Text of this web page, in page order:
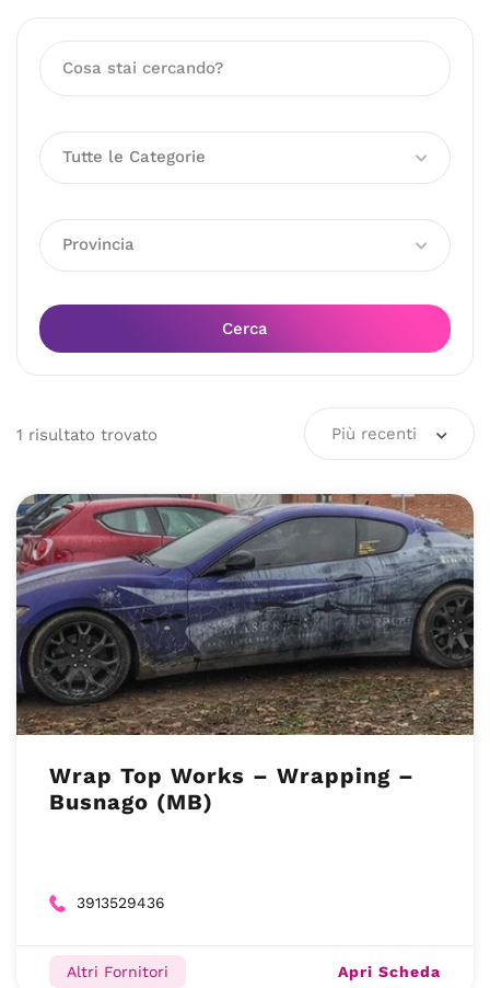
Tutte le Categorie
Provincia
Cerca
1 risultato trovato Più recenti
Wrap Top Works – Wrapping –
Busnago (MB)
3913529436
Altri Fornitori Apri Scheda